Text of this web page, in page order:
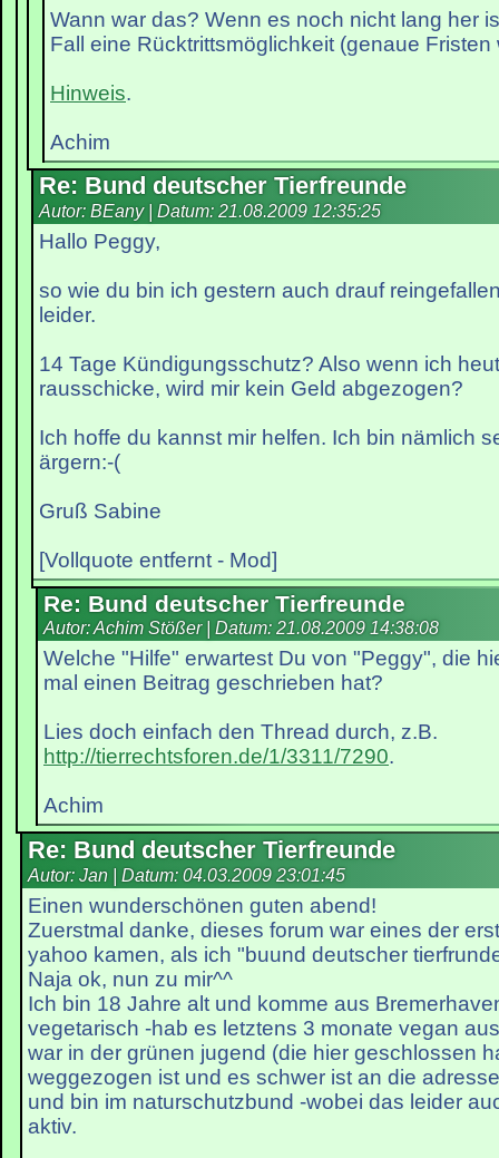
Wann war das? Wenn es noch nicht lang her
Fall eine Rücktrittsmöglichkeit (genaue Fristen
Hinweis.
Achim
Re: Bund deutscher Tierfreunde
Autor: BEany | Datum: 21.08.2009 12:35:25
Hallo Peggy,
so wie du bin ich gestern auch drauf
leider.
14 Tage Kündigungsschutz? Also wenn ich
rausschicke, wird mir kein Geld abgezogen?
Ich hoffe du kannst mir helfen. Ich bin nämlich
ärgern:-(
Gruß Sabine
[Vollquote entfernt - Mod]
Re: Bund deutscher Tierfreunde
Autor: Achim Stößer | Datum: 21.08.2009 14:38:08
Welche "Hilfe" erwartest Du von "Peggy", die
mal einen Beitrag geschrieben hat?
Lies doch einfach den Thread durch, z.B.
http://tierrechtsforen.de/1/3311/7290.
Achim
Re: Bund deutscher Tierfreunde
Autor: Jan | Datum: 04.03.2009 23:01:45
Einen wunderschönen guten abend!
Zuerstmal danke, dieses forum war eines der
yahoo kamen, als ich "buund deutscher
Naja ok, nun zu mir^^
Ich bin 18 Jahre alt und komme aus
vegetarisch -hab es letztens 3 monate vegan
war in der grünen jugend (die hier geschlossen
weggezogen ist und es schwer ist an die
und bin im naturschutzbund -wobei das leider
aktiv.